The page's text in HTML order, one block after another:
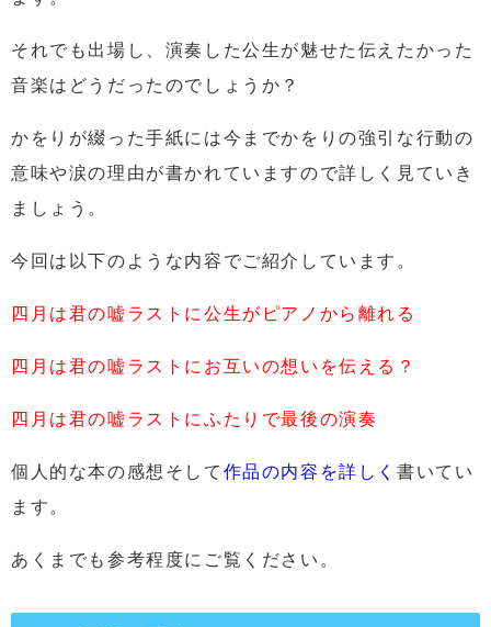
それでも出場し、演奏した公生が魅せた伝えたかった
音楽はどうだったのでしょうか？
かをりが綴った手紙には今までかをりの強引な行動の
意味や涙の理由が書かれていますので詳しく見ていき
ましょう。
今回は以下のような内容でご紹介しています。
四月は君の嘘ラストに公生がピアノから離れる
四月は君の嘘ラストにお互いの想いを伝える？
四月は君の嘘ラストにふたりで最後の演奏
個人的な本の感想そして 作品の内容を詳しく書いてい
ます。
あくまでも参考程度にご覧ください。